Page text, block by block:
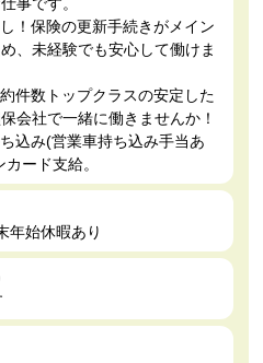
事です。
！保険の更新手続きがメイン
、未経験でも安心して働けま
件数トップクラスの安定した
会社で一緒に働きませんか！
込み(営業車持ち込み手当あ
ード支給。
年始休暇あり